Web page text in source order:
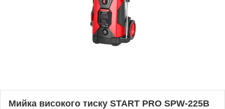
Мийка високого тиску START PRO SPW-225B